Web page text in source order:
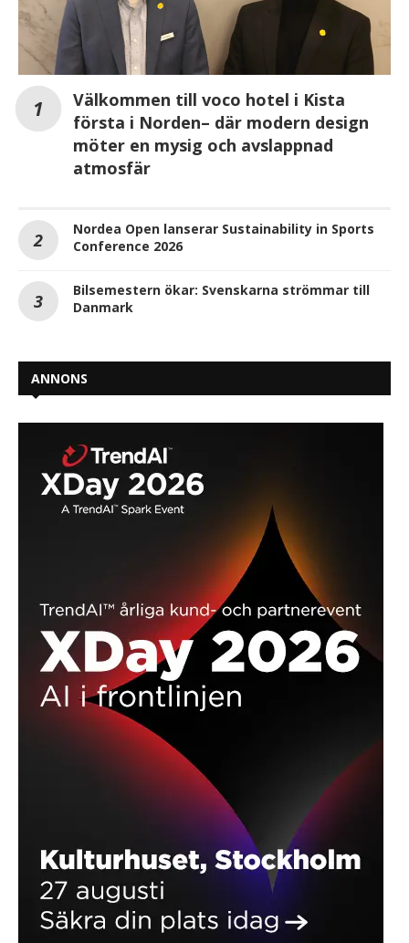
Välkommen till voco hotel i Kista
första i Norden– där modern design
möter en mysig och avslappnad
atmosfär
Nordea Open lanserar Sustainability in Sports
Conference 2026
Bilsemestern ökar: Svenskarna strömmar till
Danmark
ANNONS